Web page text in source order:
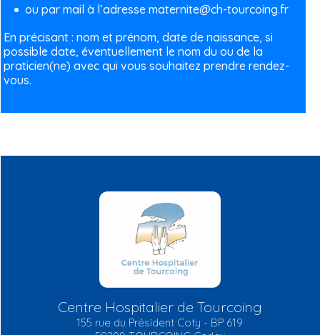
ou par mail à l’adresse maternite@ch-tourcoing.fr
En précisant : nom et prénom, date de naissance, si
possible date, éventuellement le nom du ou de la
praticien(ne) avecqui vous souhaitez prendre rendez-
vous.
Centre Hospitalier de Tourcoing
155 rue du Président Coty - BP 619